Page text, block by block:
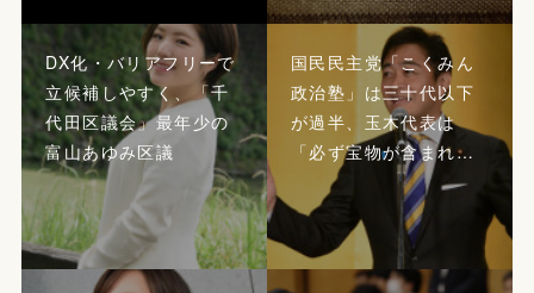
DX化・バリアフリーで
立候補しやすく、「千
代田区議会」最年少の
富山あゆみ区議
国民民主党「こくみん
政治塾」は三十代以下
が過半、玉木代表は
「必ず宝物が含まれ…